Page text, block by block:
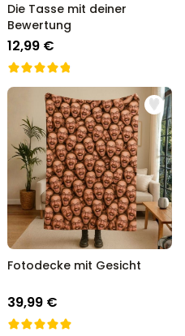
Die Tasse mit deiner
Bewertung
12,99 €
Fotodecke mit Gesicht
39,99 €